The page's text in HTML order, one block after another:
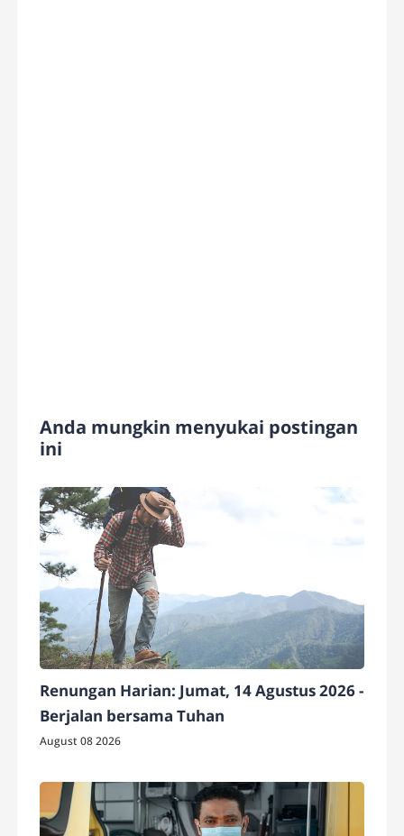
Anda mungkin menyukai postingan
ini
Renungan Harian: Jumat, 14 Agustus 2026 -
Berjalan bersama Tuhan
August 08 2026